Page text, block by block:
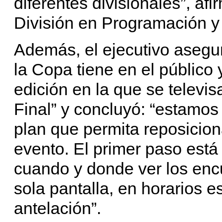
División en Programación
Además, el ejecutivo
la Copa tiene en el público
edición en la que se
Final” y concluyó:
plan que permita
evento. El primer paso
cuando y donde ver los
sola pantalla, en horarios
antelación”.